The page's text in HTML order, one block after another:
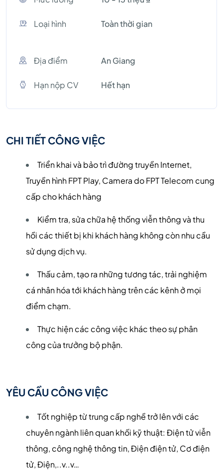
Loại hình Toàn thời gian
Địa điểm An Giang
Hạn nộp CV Hết hạn
CHI TIẾT CÔNG VIỆC
Triển khai và bảo trì đường truyền Internet,
Truyền hình FPT Play, Camera do FPT Telecom cung
cấp cho khách hàng
Kiểm tra, sửa chữa hệ thống viễn thông và thu
hồi các thiết bị khi khách hàng không còn nhu cầu
sử dụng dịch vụ.
Thấu cảm, tạo ra những tương tác, trải nghiệm
cá nhân hóa tới khách hàng trên các kênh ở mọi
điểm chạm.
Thực hiện các công việc khác theo sự phân
công của trưởng bộ phận.
YÊU CẦU CÔNG VIỆC
Tốt nghiệp từ trung cấp nghề trở lên với các
chuyên ngành liên quan khối kỹ thuật: Điện tử viễn
thông, công nghệ thông tin, Điện điện tử, Cơ điện
tử, Điện,..v..v…